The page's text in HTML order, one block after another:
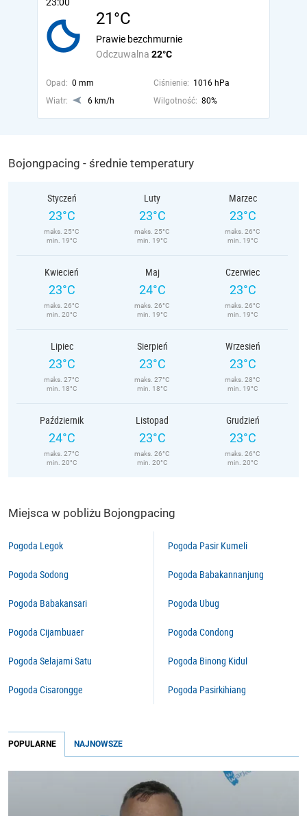
21°C
Odczuwalna 22°C
Prawie bezchmurnie
Opad: 0 mm Ciśnienie: 1016 hPa
Wiatr:
6 km/h Wilgotność: 80%
Bojongpacing - średnie temperatury
Styczeń
23°C
maks. 25°C
min. 19°C
Luty
23°C
maks. 25°C
min. 19°C
Marzec
23°C
maks. 26°C
min. 19°C
Kwiecień
23°C
maks. 26°C
min. 20°C
Maj
24°C
maks. 26°C
min. 19°C
Czerwiec
23°C
maks. 26°C
min. 19°C
Lipiec
23°C
maks. 27°C
min. 18°C
Sierpień
23°C
maks. 27°C
min. 18°C
Wrzesień
23°C
maks. 28°C
min. 19°C
Październik
24°C
maks. 27°C
min. 20°C
Listopad
23°C
maks. 26°C
min. 20°C
Grudzień
23°C
maks. 26°C
min. 20°C
Miejsca w pobliżu Bojongpacing
Pogoda Legok
Pogoda Sodong
Pogoda Babakansari
Pogoda Cijambuaer
Pogoda Selajami Satu
Pogoda Cisarongge
Pogoda Pasir Kumeli
Pogoda Babakannanjung
Pogoda Ubug
Pogoda Condong
Pogoda Binong Kidul
Pogoda Pasirkihiang
POPULARNE NAJNOWSZE